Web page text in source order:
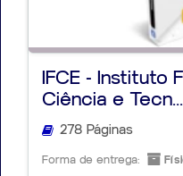
IFCE - Instituto
Ciência e Tecn...
278 Páginas
Forma de entrega: